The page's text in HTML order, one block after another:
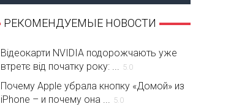
РЕКОМЕНДУЕМЫЕ НОВОСТИ
Відеокарти NVIDIA подорожчають уже
втретє від початку року: ...
5.0
Почему Apple убрала кнопку «Домой» из
iPhone – и почему она ...
5.0